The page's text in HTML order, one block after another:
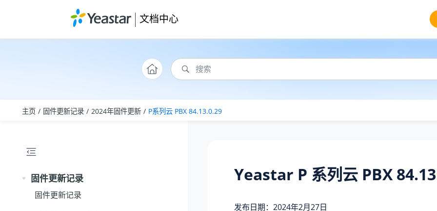
文档中心
主页 固件更新记录 2024年固件更新 P系列云 PBX 84.13.0.29
固件更新记录
固件更新记录
Yeastar P 系列云 PBX
发布日期：2024年2月27日